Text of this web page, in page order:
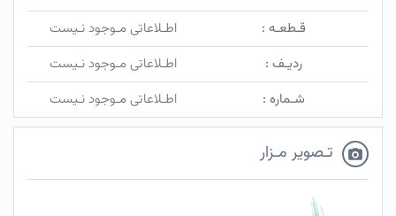
قـطعـه :
اطـلاعاتی مـوجود نـیست
ردیـف :
اطـلاعاتی مـوجود نـیست
شـماره :
اطـلاعاتی مـوجود نـیست
تـصویر مـزار